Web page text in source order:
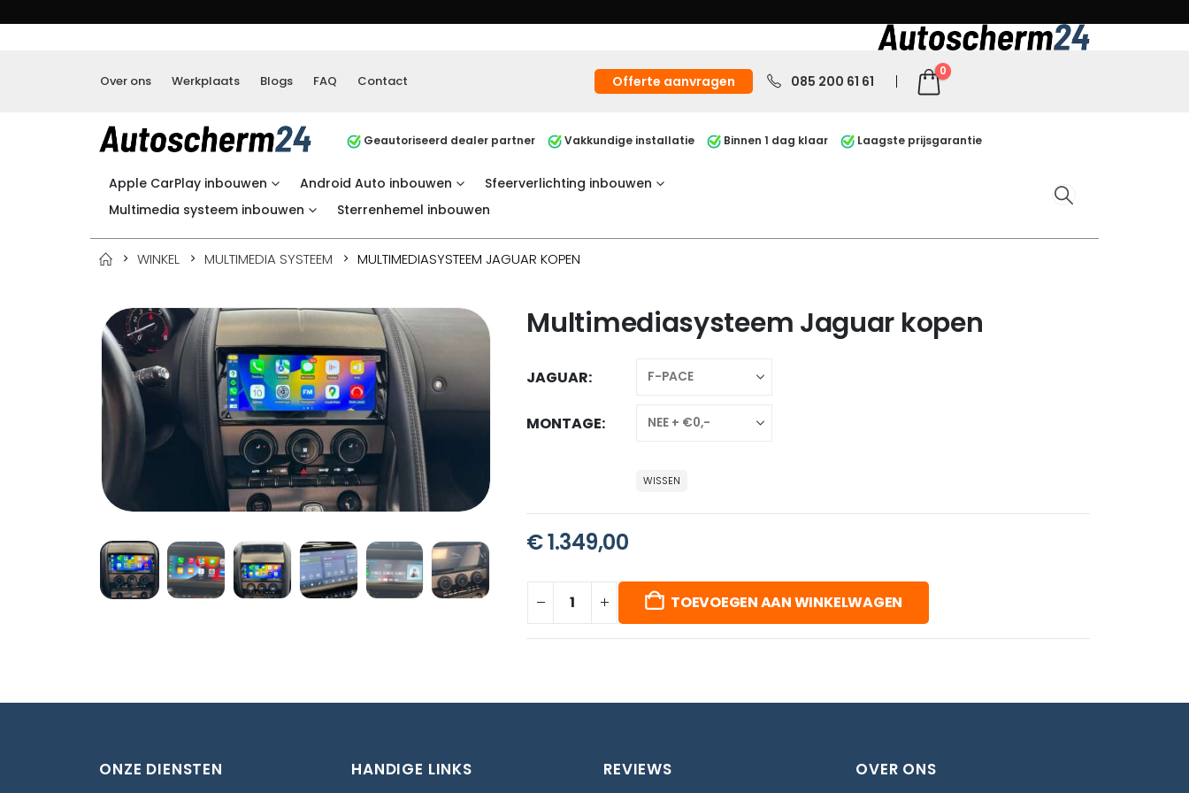
Over ons Werkplaats Blogs FAQ Contact Offerte aanvragen 085 200 61 61
0
Geautoriseerd dealer partner Vakkundige installatie Binnen 1 dag klaar Laagste prijsgarantie
Apple CarPlay inbouwen Android Auto inbouwen
Sfeerverlichting inbouwen
Multimedia systeem inbouwen
Sterrenhemel inbouwen
WINKEL MULTIMEDIA SYSTEEM MULTIMEDIASYSTEEM JAGUAR KOPEN
Multimediasysteem Jaguar kopen
JAGUAR
MONTAGE
WISSEN
€1.349,00
TOEVOEGEN AAN WINKELWAGEN
ONZE DIENSTEN HANDIGE LINKS REVIEWS OVER ONS